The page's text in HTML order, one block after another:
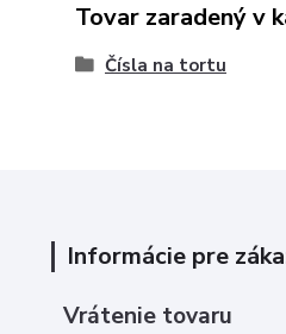
Tovar zaradený v
Čísla na tortu
Informácie pre
Vrátenie tovaru